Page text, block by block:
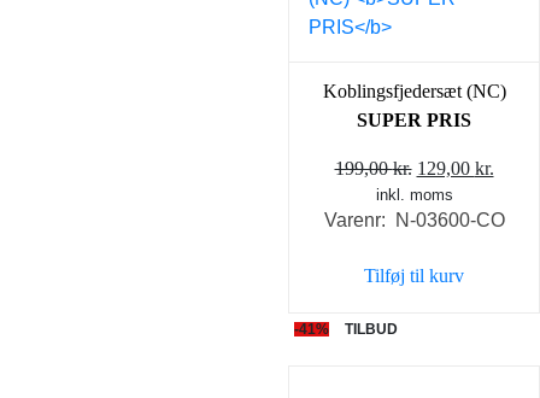
Koblingsfjedersæt (NC)
SUPER PRIS
199,00kr. Den
oprindelige
pris
199,00 kr..
129,00 kr.
pris
inkl. moms
Varenr: N-03600-CO
Tilføj til kurv
-41% TILBUD